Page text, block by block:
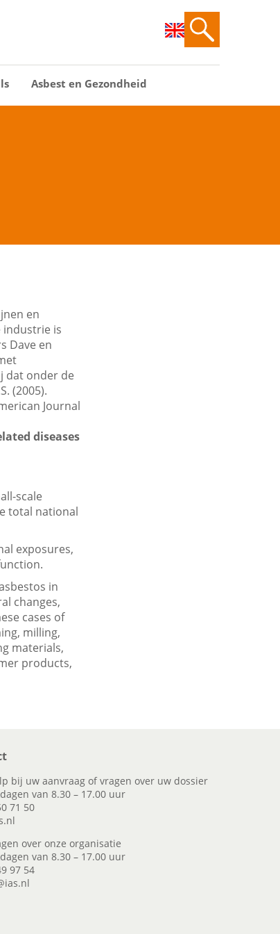
Asbest en Gezondheid
en
industrie is
Dave en
dat onder de
(2005).
Journal
diseases
scale
total national
exposures,
in
changes,
cases of
milling,
materials,
products,
bij uw aanvraag of vragen over uw dossier
van 8.30 – 17.00 uur
71 50
over onze organisatie
van 8.30 – 17.00 uur
97 54